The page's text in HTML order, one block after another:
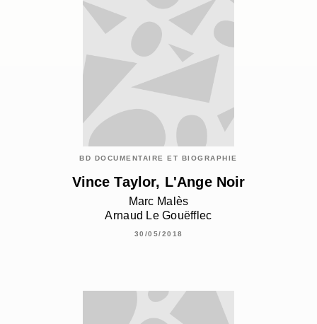
BD DOCUMENTAIRE ET BIOGRAPHIE
Vince Taylor, L'Ange Noir
Marc Malès
Arnaud Le Gouëfflec
30/05/2018